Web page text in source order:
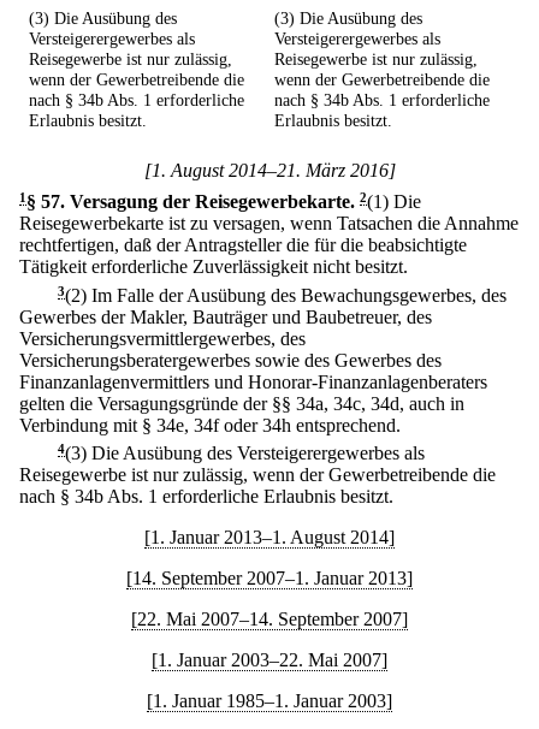
(3) Die Ausübung des
Versteigerergewerbes als
Reisegewerbe ist nur zulässig,
wenn der Gewerbetreibende die
nach § 34b Abs. 1 erforderliche
Erlaubnis besitzt.
(3) Die Ausübung des
Versteigerergewerbes als
Reisegewerbe ist nur zulässig,
wenn der Gewerbetreibende die
nach § 34b Abs. 1 erforderliche
Erlaubnis besitzt.
[1. August 2014–21. März 2016]
1§ 57. Versagung der Reisegewerbekarte. 2(1) Die
Reisegewerbekarte ist zu versagen, wenn Tatsachen die Annahme
rechtfertigen, daß der Antragsteller die für die beabsichtigte
Tätigkeit erforderliche Zuverlässigkeit nicht besitzt.
3(2) Im Falle der Ausübung des Bewachungsgewerbes, des
Gewerbes der Makler, Bauträger und Baubetreuer, des
Versicherungsvermittlergewerbes, des
Versicherungsberatergewerbes sowie des Gewerbes des
Finanzanlagenvermittlers und Honorar-Finanzanlagenberaters
gelten die Versagungsgründe der §§ 34a, 34c, 34d, auch in
Verbindung mit § 34e, 34f oder 34h entsprechend.
4(3) Die Ausübung des Versteigerergewerbes als
Reisegewerbe ist nur zulässig, wenn der Gewerbetreibende die
nach § 34b Abs. 1 erforderliche Erlaubnis besitzt.
[1. Januar 2013–1. August 2014]
[14. September 2007–1. Januar 2013]
[22. Mai 2007–14. September 2007]
[1. Januar 2003–22. Mai 2007]
[1. Januar 1985–1. Januar 2003]